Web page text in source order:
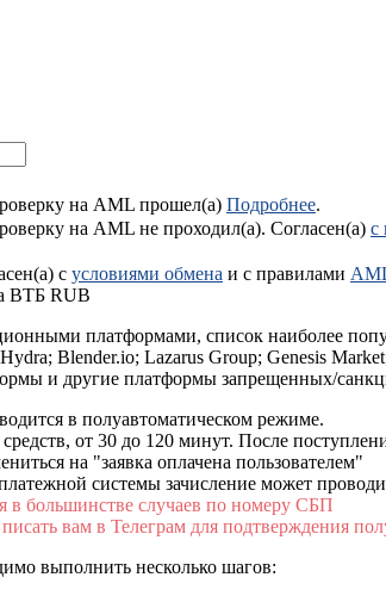
на AML прошел(а) Подробнее.
на AML не проходил(а). Согласен(а) с
с условиями обмена и с правилами
ВТБ RUB
платформами, список наиболее
Blender.io; Lazarus Group; Genesis
и другие платформы запрещенных/
в полуавтоматическом режиме.
от 30 до 120 минут. После
на "заявка оплачена пользователем"
системы зачисление может
в большинстве случаев по номеру СБП
вам в Телеграм для подтверждения
выполнить несколько шагов: